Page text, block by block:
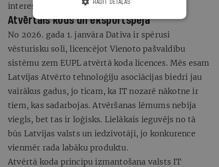
interesēm.
Atvērtais kods un eksportspēja
No 2026. gada 1. janvāra Dativa ir spērusi
vēsturisku soli, licencējot Vienoto pašvaldību
sistēmu zem EUPL atvērtā koda licences. Mēs esam
Latvijas Atvērto tehnoloģiju asociācijas biedri jau
vairākus gadus, jo ticam, ka IT nozarē nākotne ir
tiem, kas sadarbojas. Atvēršanas lēmums nebija
viegls, bet tas ir loģisks. Lielākais ieguvējs no tā
būs Latvijas valsts un iedzīvotāji, jo konkurence
vienmēr rada labāku produktu.
Atvērtā koda principu izmantošana valsts IT
RĀDĪT DETAĻAS